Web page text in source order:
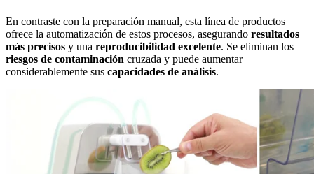
En contraste con la preparación manual, esta línea de productos
ofrece la automatización de estos procesos, asegurando resultados
más precisos y una reproducibilidad excelente. Se eliminan los
riesgos de contaminación cruzada y puede aumentar
considerablemente sus capacidades de análisis.